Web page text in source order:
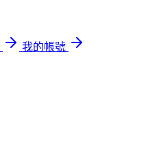
我的帳號